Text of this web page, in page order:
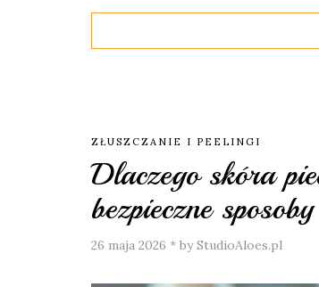
ZŁUSZCZANIE I PEELINGI
Dlaczego skóra
bezpieczne
26 maja 2026 * by StudioAloes.pl